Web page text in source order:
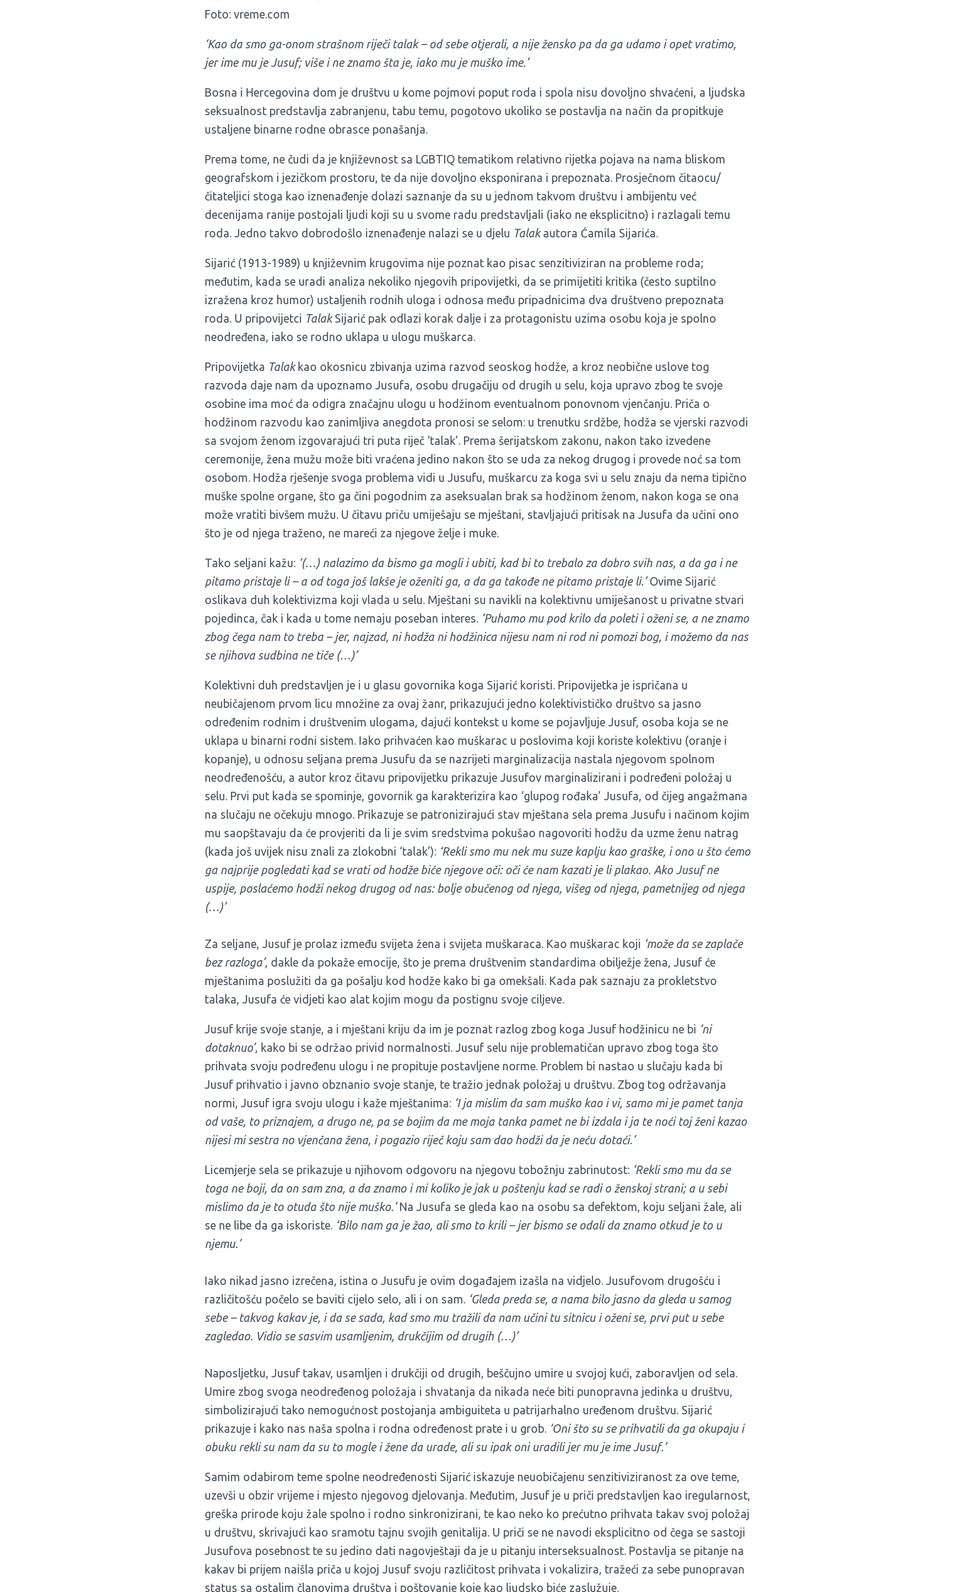
Foto: vreme.com
‘Kao da smo ga-onom strašnom riječi talak – od sebe otjerali, a nije žensko pa da ga udamo i opet vratimo,
jer ime mu je Jusuf; više i ne znamo šta je, iako mu je muško ime.’
Bosna i Hercegovina dom je društvu u kome pojmovi poput roda i spola nisu dovoljno shvaćeni, a ljudska
seksualnost predstavlja zabranjenu, tabu temu, pogotovo ukoliko se postavlja na način da propitkuje
ustaljene binarne rodne obrasce ponašanja.
Prema tome, ne čudi da je književnost sa LGBTIQ tematikom relativno rijetka pojava na nama bliskom
geografskom i jezičkom prostoru, te da nije dovoljno eksponirana i prepoznata. Prosječnom čitaocu/
čitateljici stoga kao iznenađenje dolazi saznanje da su u jednom takvom društvu i ambijentu već
decenijama ranije postojali ljudi koji su u svome radu predstavljali (iako ne eksplicitno) i razlagali temu
roda. Jedno takvo dobrodošlo iznenađenje nalazi se u djelu Talakautora Ćamila Sijarića.
Sijarić (1913-1989) u književnim krugovima nije poznat kao pisac senzitiviziran na probleme roda;
međutim, kada se uradi analiza nekoliko njegovih pripovijetki, da se primijetiti kritika (često suptilno
izražena kroz humor) ustaljenih rodnih uloga i odnosa među pripadnicima dva društveno prepoznata
roda. U pripovijetci TalakSijarić pak odlazi korak dalje i za protagonistu uzima osobu koja je spolno
neodređena, iako se rodno uklapa u ulogu muškarca.
Pripovijetka Talakkao okosnicu zbivanja uzima razvod seoskog hodže, a kroz neobične uslove tog
razvoda daje nam da upoznamo Jusufa, osobu drugačiju od drugih u selu, koja upravo zbog te svoje
osobine ima moć da odigra značajnu ulogu u hodžinom eventualnom ponovnom vjenčanju. Priča o
hodžinom razvodu kao zanimljiva anegdota pronosi se selom: u trenutku srdžbe, hodža se vjerski razvodi
sa svojom ženom izgovarajući tri puta riječ ‘talak’. Prema šerijatskom zakonu, nakon tako izvedene
ceremonije, žena mužu može biti vraćena jedino nakon što se uda za nekog drugog i provede noć sa tom
osobom. Hodža rješenje svoga problema vidi u Jusufu, muškarcu za koga svi u selu znaju da nema tipično
muške spolne organe, što ga čini pogodnim za aseksualan brak sa hodžinom ženom, nakon koga se ona
može vratiti bivšem mužu. U čitavu priču umiješaju se mještani, stavljajući pritisak na Jusufa da učini ono
što je od njega traženo, ne mareći za njegove želje i muke.
Tako seljani kažu: ‘(…) nalazimo da bismo ga mogli i ubiti, kad bi to trebalo za dobro svih nas, a da ga i ne
pitamo pristaje li – a od toga još lakše je oženiti ga, a da ga takođe ne pitamo pristaje li.’Ovime Sijarić
oslikava duh kolektivizma koji vlada u selu. Mještani su navikli na kolektivnu umiješanost u privatne stvari
pojedinca, čak i kada u tome nemaju poseban interes.
‘Puhamo mu pod krilo da poleti i oženi se, a ne znamo
zbog čega nam to treba – jer, najzad, ni hodža ni hodžinica nijesu nam ni rod ni pomozi bog, i možemo da nas
se njihova sudbina ne tiče (…)’
Kolektivni duh predstavljen je i u glasu govornika koga Sijarić koristi. Pripovijetka je ispričana u
neubičajenom prvom licu množine za ovaj žanr, prikazujući jedno kolektivističko društvo sa jasno
određenim rodnim i društvenim ulogama, dajući kontekst u kome se pojavljuje Jusuf, osoba koja se ne
uklapa u binarni rodni sistem. Iako prihvaćen kao muškarac u poslovima koji koriste kolektivu (oranje i
kopanje), u odnosu seljana prema Jusufu da se nazrijeti marginalizacija nastala njegovom spolnom
neodređenošću, a autor kroz čitavu pripovijetku prikazuje Jusufov marginalizirani i podređeni položaj u
selu. Prvi put kada se spominje, govornik ga karakterizira kao ‘glupog rođaka’ Jusufa, od čijeg angažmana
na slučaju ne očekuju mnogo. Prikazuje se patronizirajući stav mještana sela prema Jusufu i načinom kojim
mu saopštavaju da će provjeriti da li je svim sredstvima pokušao nagovoriti hodžu da uzme ženu natrag
(kada još uvijek nisu znali za zlokobni ‘talak’): ‘Rekli smo mu nek mu suze kaplju kao graške, i ono u što ćemo
ga najprije pogledati kad se vrati od hodže biće njegove oči: oči će nam kazati je li plakao. Ako Jusuf ne
uspije, poslaćemo hodži nekog drugog od nas: bolje obučenog od njega, višeg od njega, pametnijeg od njega
(…)’
Za seljane, Jusuf je prolaz između svijeta žena i svijeta muškaraca. Kao muškarac koji ‘može da se zaplače
bez razloga’, dakle da pokaže emocije, što je prema društvenim standardima obilježje žena, Jusuf će
mještanima poslužiti da ga pošalju kod hodže kako bi ga omekšali. Kada pak saznaju za prokletstvo
talaka, Jusufa će vidjeti kao alat kojim mogu da postignu svoje ciljeve.
Jusuf krije svoje stanje, a i mještani kriju da im je poznat razlog zbog koga Jusuf hodžinicu ne bi ‘ni
dotaknuo’, kako bi se održao privid normalnosti. Jusuf selu nije problematičan upravo zbog toga što
prihvata svoju podređenu ulogu i ne propituje postavljene norme. Problem bi nastao u slučaju kada bi
Jusuf prihvatio i javno obznanio svoje stanje, te tražio jednak položaj u društvu. Zbog tog održavanja
normi, Jusuf igra svoju ulogu i kaže mještanima: ‘I ja mislim da sam muško kao i vi, samo mi je pamet tanja
od vaše, to priznajem, a drugo ne, pa se bojim da me moja tanka pamet ne bi izdala i ja te noći toj ženi kazao
nijesi mi sestra no vjenčana žena, i pogazio riječ koju sam dao hodži da je neću dotaći.’
Licemjerje sela se prikazuje u njihovom odgovoru na njegovu tobožnju zabrinutost: ‘Rekli smo mu da se
toga ne boji, da on sam zna, a da znamo i mi koliko je jak u poštenju kad se radi o ženskoj strani; a u sebi
mislimo da je to otuda što nije muško.’Na Jusufa se gleda kao na osobu sa defektom, koju seljani žale, ali
se ne libe da ga iskoriste. ‘Bilo nam ga je žao, ali smo to krili – jer bismo se odali da znamo otkud je to u
njemu.’
Iako nikad jasno izrečena, istina o Jusufu je ovim događajem izašla na vidjelo. Jusufovom drugošću i
različitošću počelo se baviti cijelo selo, ali i on sam.
‘Gleda preda se, a nama bilo jasno da gleda u samog
sebe – takvog kakav je, i da se sada, kad smo mu tražili da nam učini tu sitnicu i oženi se, prvi put u sebe
zagledao. Vidio se sasvim usamljenim, drukčijim od drugih (…)’
Naposljetku, Jusuf takav, usamljen i drukčiji od drugih, beščujno umire u svojoj kući, zaboravljen od sela.
Umire zbog svoga neodređenog položaja i shvatanja da nikada neće biti punopravna jedinka u društvu,
simbolizirajući tako nemogućnost postojanja ambiguiteta u patrijarhalno uređenom društvu. Sijarić
prikazuje i kako nas naša spolna i rodna određenost prate i u grob. ‘Oni što su se prihvatili da ga okupaju i
obuku rekli su nam da su to mogle i žene da urade, ali su ipak oni uradili jer mu je ime Jusuf.’
Samim odabirom teme spolne neodređenosti Sijarić iskazuje neuobičajenu senzitiviziranost za ove teme,
uzevši u obzir vrijeme i mjesto njegovog djelovanja. Međutim, Jusuf je u priči predstavljen kao iregularnost,
greška prirode koju žale spolno i rodno sinkronizirani, te kao neko ko prećutno prihvata takav svoj položaj
u društvu, skrivajući kao sramotu tajnu svojih genitalija. U priči se ne navodi eksplicitno od čega se sastoji
Jusufova posebnost te su jedino dati nagovještaji da je u pitanju interseksualnost. Postavlja se pitanje na
kakav bi prijem naišla priča u kojoj Jusuf svoju različitost prihvata i vokalizira, tražeći za sebe punopravan
status sa ostalim članovima društva i poštovanje koje kao ljudsko biće zaslužuje.